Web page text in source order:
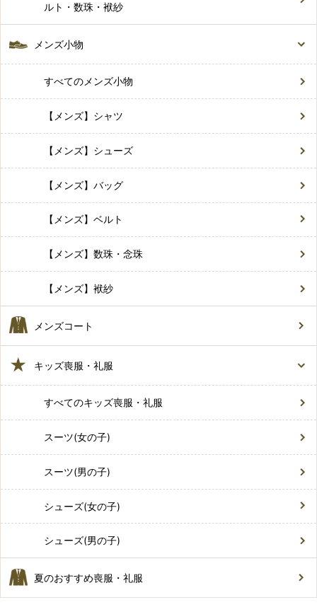
ルト・数珠・袱紗
メンズ小物
すべてのメンズ小物
【メンズ】シャツ
【メンズ】シューズ
【メンズ】バッグ
【メンズ】ベルト
【メンズ】数珠・念珠
【メンズ】袱紗
メンズコート
キッズ喪服・礼服
すべてのキッズ喪服・礼服
スーツ(女の子)
スーツ(男の子)
シューズ(女の子)
シューズ(男の子)
夏のおすすめ喪服・礼服